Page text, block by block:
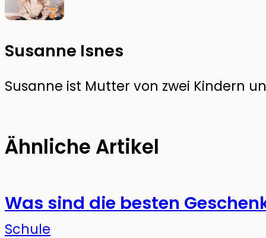
Susanne Isnes
Susanne ist Mutter von zwei Kindern
Ähnliche Artikel
Was sind die besten
Schule